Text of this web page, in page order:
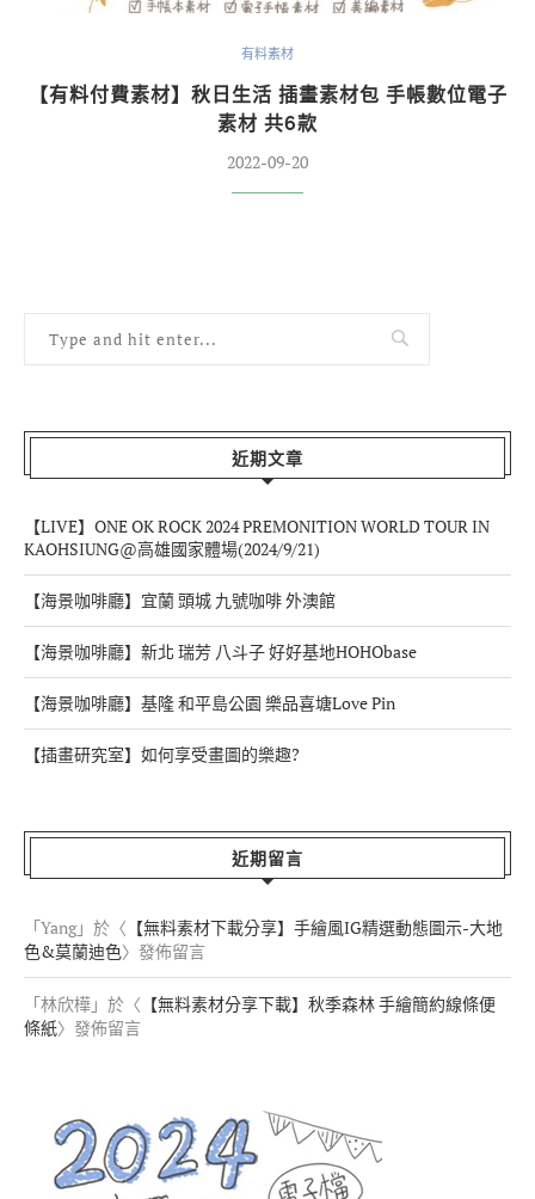
有料素材
【有料付費素材】秋日生活 插畫素材包 手帳數位電子
素材 共6款
2022-09-20
近期文章
【LIVE】ONE OK ROCK 2024 PREMONITION WORLD TOUR IN
KAOHSIUNG@高雄國家體場(2024/9/21)
【海景咖啡廳】宜蘭 頭城 九號咖啡 外澳館
【海景咖啡廳】新北 瑞芳 八斗子 好好基地HOHObase
【海景咖啡廳】基隆 和平島公園 樂品喜塘Love Pin
【插畫研究室】如何享受畫圖的樂趣?
近期留言
「Yang」於〈 【無料素材下載分享】手繪風IG精選動態圖示-大地
色&莫蘭迪色〉發佈留言
「林欣樺 」於〈 【無料素材分享下載】秋季森林 手繪簡約線條便
條紙〉發佈留言